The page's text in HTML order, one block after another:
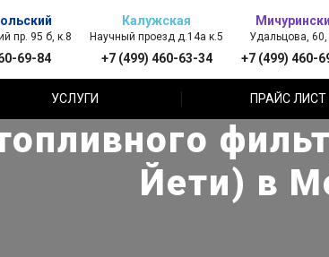
пр. 95 б, к.8
69-84
Калужская
Научный проезд д.14а к.5
+7 (499) 460-63-34
Удальцова, 60,
+7 (499) 460-
УСЛУГИ ПРАЙС ЛИСТ
Йети) в